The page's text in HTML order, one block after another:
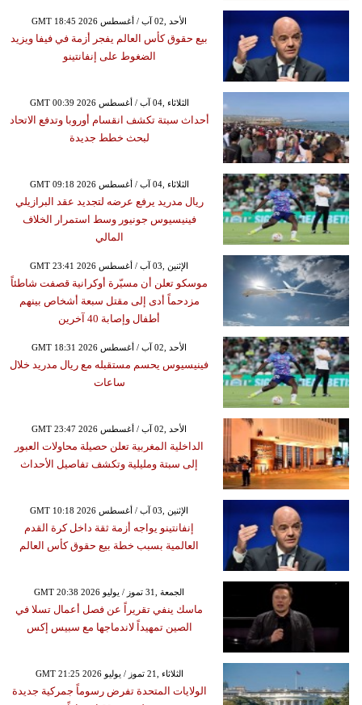
GMT 18:45 2026 الأحد ,02 آب / أغسطس
بيع حقوق كأس العالم يفجر أزمة في فيفا ويزيد
الضغوط على إنفانتينو
GMT 00:39 2026 الثلاثاء ,04 آب / أغسطس
أحداث سبتة تكشف انقسام أوروبا وتدفع الاتحاد
لبحث خطط جديدة
GMT 09:18 2026 الثلاثاء ,04 آب / أغسطس
ريال مدريد يرفع عرضه لتجديد عقد البرازيلي
فينيسيوس جونيور وسط استمرار الخلاف
المالي
GMT 23:41 2026 الإثنين ,03 آب / أغسطس
موسكو تعلن أن مسيّرة أوكرانية قصفت شاطئاً
مزدحماً أدى إلى مقتل سبعة أشخاص بينهم
أطفال وإصابة 40 آخرين
GMT 18:31 2026 الأحد ,02 آب / أغسطس
فينيسيوس يحسم مستقبله مع ريال مدريد خلال
ساعات
GMT 23:47 2026 الأحد ,02 آب / أغسطس
الداخلية المغربية تعلن حصيلة محاولات العبور
إلى سبتة ومليلية وتكشف تفاصيل الأحداث
GMT 10:18 2026 الإثنين ,03 آب / أغسطس
إنفانتينو يواجه أزمة ثقة داخل كرة القدم
العالمية بسبب خطة بيع حقوق كأس العالم
GMT 20:38 2026 الجمعة ,31 تموز / يوليو
ماسك ينفي تقريراً عن فصل أعمال تسلا في
الصين تمهيداً لاندماجها مع سبيس إكس
GMT 21:25 2026 الثلاثاء ,21 تموز / يوليو
الولايات المتحدة تفرض رسوماً جمركية جديدة